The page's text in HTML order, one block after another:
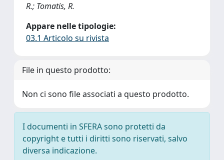
R.; Tomatis, R.
Appare nelle tipologie:
03.1 Articolo su rivista
File in questo prodotto:
Non ci sono file associati a questo prodotto.
I documenti in SFERA sono protetti da
copyright e tutti i diritti sono riservati, salvo
diversa indicazione.